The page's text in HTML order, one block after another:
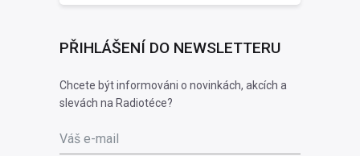
PŘIHLÁŠENÍ DO NEWSLETTERU
Chcete být informováni o novinkách, akcích a
slevách na Radiotéce?
Váš e-mail